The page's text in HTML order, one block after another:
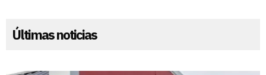
Últimas noticias